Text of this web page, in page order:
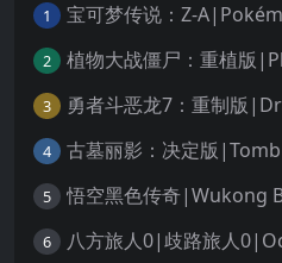
1 宝可梦传说：Z-
2
3
4
5 悟空黑色传奇|Wukong
6 八方旅人0|歧路旅人